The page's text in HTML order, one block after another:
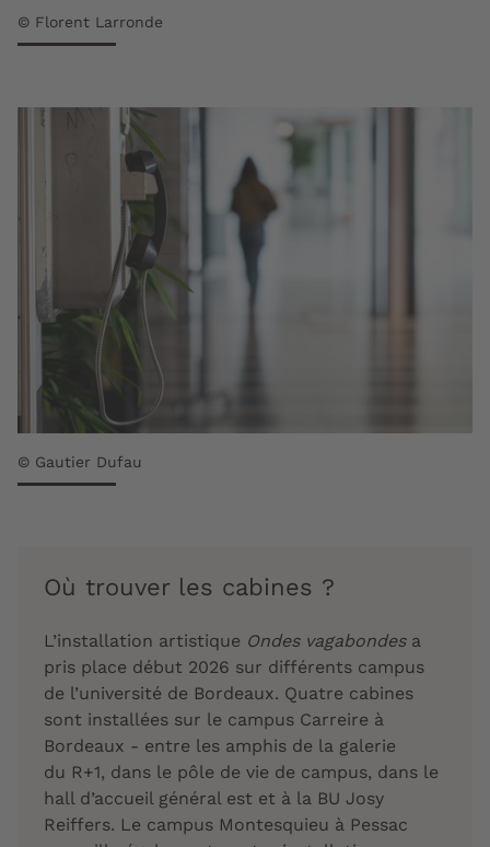
© Florent Larronde
© Gautier Dufau
Où trouver les cabines ?
L’installation artistique Ondes vagabondesa
pris place début 2026 sur différents campus
de l’université de Bordeaux. Quatre cabines
sont installées sur le campus Carreire à
Bordeaux - entre les amphis de la galerie
du R+1, dans le pôle de vie de campus, dans le
hall d’accueil général est et à la BU Josy
Reiffers. Le campus Montesquieu à Pessac